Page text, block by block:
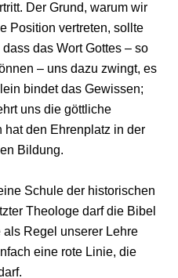
Der Grund, warum wir
Position vertreten, sollte
das Wort Gottes – so
– uns dazu zwingt, es
bindet das Gewissen;
uns die göttliche
hat den Ehrenplatz in der
Bildung.
Schule der historischen
Theologe darf die Bibel
Regel unserer Lehre
eine rote Linie, die